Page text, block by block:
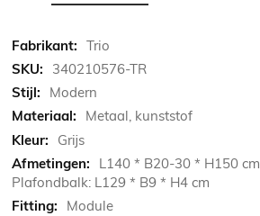
Meer
informatie
Trio
340210576-TR
Modern
Metaal, kunststof
Grijs
L140 * B20-30 * H150 cm
Plafondbalk: L129 * B9 * H4 cm
Module